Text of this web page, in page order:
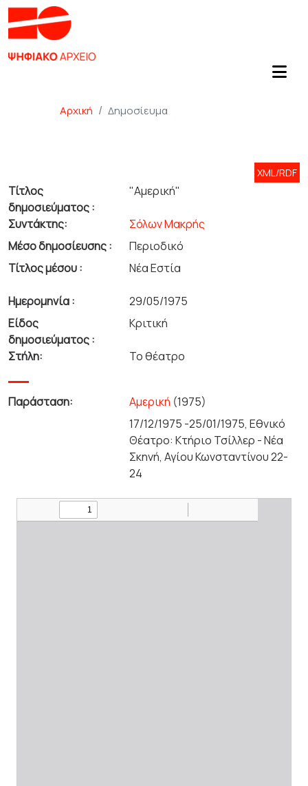
Αρχική Δημοσίευμα
XML/RDF
Τίτλος
δημοσιεύματος :
"Αμερική"
Συντάκτης:
Σόλων Μακρής
Μέσο δημοσίευσης :
Περιοδικό
Τίτλος μέσου :
Νέα Εστία
Ημερομηνία :
29/05/1975
Είδος
δημοσιεύματος :
Κριτική
Στήλη: Το θέατρο
Παράσταση: Αμερική (1975)
17/12/1975 -25/01/1975, Εθνικό
Θέατρο: Κτήριο Τσίλλερ - Νέα
Σκηνή, Αγίου Κωνσταντίνου 22-
24